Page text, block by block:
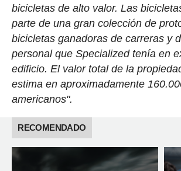
bicicletas de alto valor. Las
parte de una gran colección de
bicicletas ganadoras de carreras y
personal que Specialized tenía en
edificio. El valor total de la
estima en aproximadamente
americanos".
RECOMENDADO